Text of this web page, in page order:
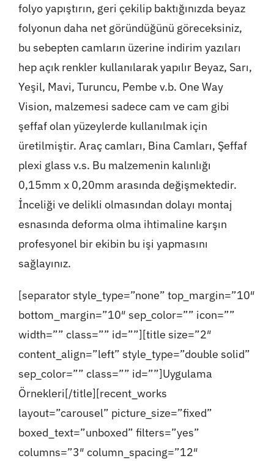
folyo yapıştırın, geri çekilip baktığınızda beyaz
folyonun daha net göründüğünü göreceksiniz,
bu sebepten camların üzerine indirim yazıları
hep açık renkler kullanılarak yapılır Beyaz, Sarı,
Yeşil, Mavi, Turuncu, Pembe v.b. One Way
Vision, malzemesi sadece cam ve cam gibi
şeffaf olan yüzeylerde kullanılmak için
üretilmiştir. Araç camları, Bina Camları, Şeffaf
plexi glass v.s. Bu malzemenin kalınlığı
0,15mm x 0,20mm arasında değişmektedir.
İnceliği ve delikli olmasından dolayı montaj
esnasında deforma olma ihtimaline karşın
profesyonel bir ekibin bu işi yapmasını
sağlayınız.
[separator style_type=”none” top_margin=”10″
bottom_margin=”10″ sep_color=”” icon=””
width=”” class=”” id=””][title size=”2″
content_align=”left” style_type=”double solid”
sep_color=”” class=”” id=””]Uygulama
Örnekleri[/title][recent_works
layout=”carousel” picture_size=”fixed”
boxed_text=”unboxed” filters=”yes”
columns=”3″ column_spacing=”12″